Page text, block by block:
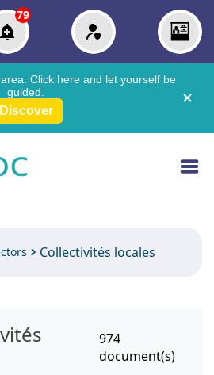
79
Click here and let yourself be
guided.
Discover
✕
Collectivités locales
974
document(s)